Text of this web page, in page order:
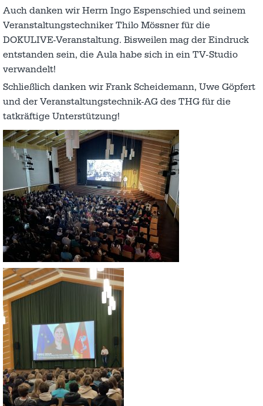
Auch danken wir Herrn Ingo Espenschied und seinem
Veranstaltungstechniker Thilo Mössner für die
DOKULIVE-Veranstaltung. Bisweilen mag der Eindruck
entstanden sein, die Aula habe sich in ein TV-Studio
verwandelt!
Schließlich danken wir Frank Scheidemann, Uwe Göpfert
und der Veranstaltungstechnik-AG des THG für die
tatkräftige Unterstützung!